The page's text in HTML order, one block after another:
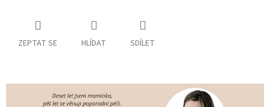
ZEPTAT SE HLÍDAT SDÍLET